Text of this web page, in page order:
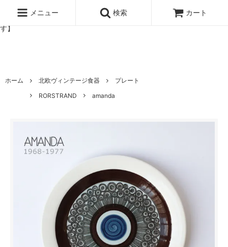
ッタのオンラインストア【アラビア,クイストゴーなどの北欧ヴィンテ
ージ食器,雅峰窯やソルテグラスジュエリーなどの作家の作品が並びま
す】
メニュー 検索 カート
ホーム 北欧ヴィンテージ食器
プレート
RORSTRAND
amanda